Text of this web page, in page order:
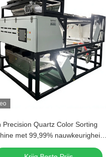
Precision Quartz Color Sorting
met 99,99% nauwkeurigheid
camera detectie voor